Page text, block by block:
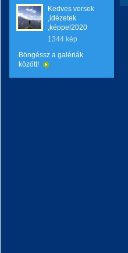
Kedves versek
,idézetek
,képpel2020
1344 kép
Böngéssz a galériák
között!